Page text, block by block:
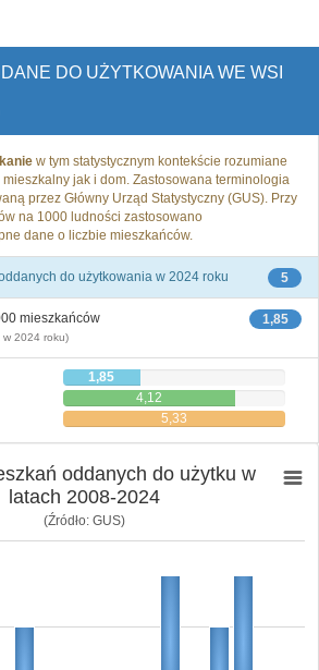
DO UŻYTKOWANIA WE WSI
w tym statystycznym kontekście rozumiane
jak i dom. Zastosowana terminologia
przez Główny Urząd Statystyczny (GUS). Przy
na 1000 ludności zastosowano
dane o liczbie mieszkańców.
5
do użytkowania w 2024 roku
1,85
mieszkańców
2024 roku)
1,85
4,12
5,33
oddanych do użytku w
latach 2008-2024
(Źródło: GUS)